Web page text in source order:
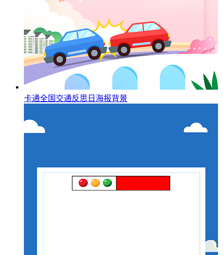
卡通全国交通反思日海报背景